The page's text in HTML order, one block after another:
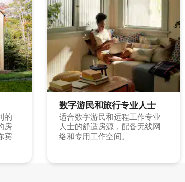
的
房
宾
数字游民和旅行专业人士
适合数字游民和远程工作专业
人士的舒适房源，配备无线网
络和专用工作空间。